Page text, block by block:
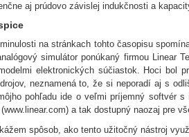
aj prúdovo závislej indukčnosti a
na stránkach tohto časopisu
simulátor ponúkaný firmou Linear
elektronických súčiastok. Hoci bol
neznamená to, že si neporadí aj s
pohľadu ide o veľmi príjemný softvér
a tak dostupný naozaj pre
spôsob, ako tento užitočný nástroj